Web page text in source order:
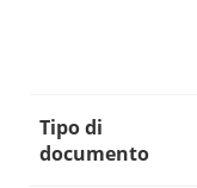
Tipo di
documento